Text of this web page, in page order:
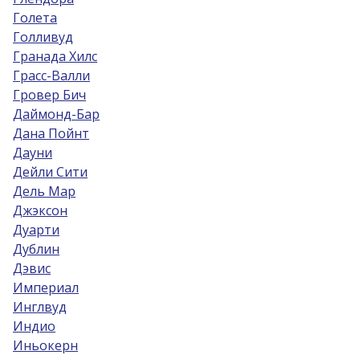
Голета
Голливуд
Гранада Хилс
Грасс-Валли
Гровер Бич
Даймонд-Бар
Дана Пойнт
Дауни
Дейли Сити
Дель Мар
Джэксон
Дуарти
Дублин
Дэвис
Империал
Инглвуд
Индио
Иньокерн